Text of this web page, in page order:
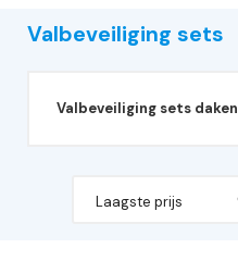
Valbeveiliging sets
Valbeveiliging sets daken
Laagste prijs